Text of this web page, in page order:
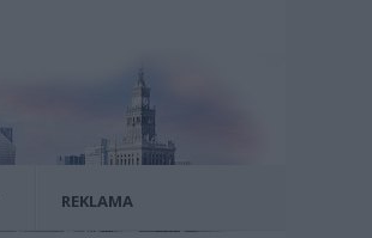
REKLAMA